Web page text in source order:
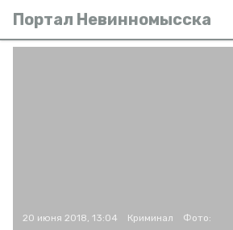
Портал Невинномысска
20 июня 2018, 13:04 Криминал Фото: